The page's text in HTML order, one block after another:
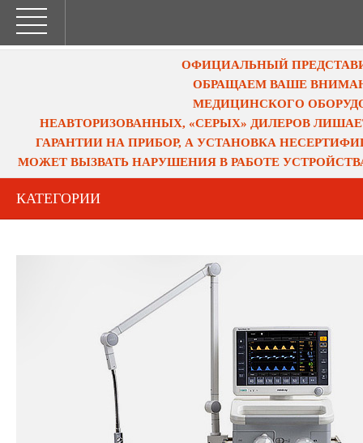
ОФИЦИАЛЬНЫЙ
ОБРАЩАЕМ ВАШЕ
МЕДИЦИНСКОГО
НЕАВТОРИЗОВАННЫХ, «СЕРЫХ» ДИЛЕРОВ
ГАРАНТИИ НА ПРИБОР, А УСТАНОВКА
МОЖЕТ ВЫЗВАТЬ НАРУШЕНИЯ В РАБОТЕ
КАТЕГОРИИ